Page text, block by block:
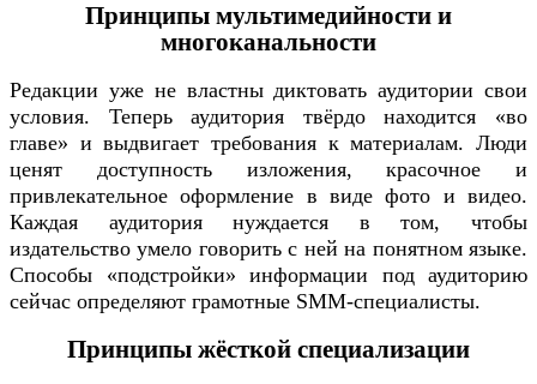
Принципы мультимедийности и
многоканальности
Редакции уже не властны диктовать аудитории свои
условия. Теперь аудитория твёрдо находится «во
главе» и выдвигает требования к материалам. Люди
ценят доступность изложения, красочное и
привлекательное оформление в виде фото и видео.
Каждая аудитория нуждается в том, чтобы
издательство умело говорить с ней на понятном языке.
Способы «подстройки» информации под аудиторию
сейчас определяют грамотные SMM-специалисты.
Принципы жёсткой специализации